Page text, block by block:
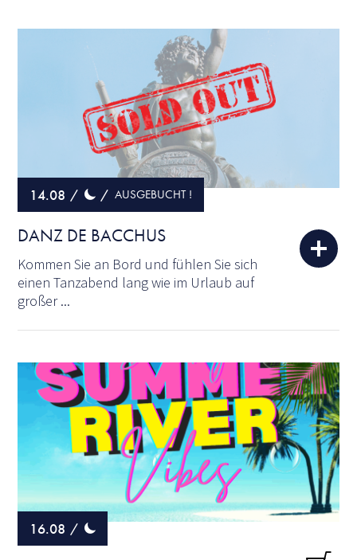
14.08 / / AUSGEBUCHT !
DANZ DE BACCHUS
Kommen Sie an Bord und fühlen Sie sich
einen Tanzabend lang wie im Urlaub auf
großer ...
16.08 /